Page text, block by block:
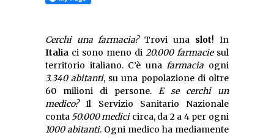
Cerchi una farmacia?Trovi una slot! In
Italia ci sono meno di 20.000 farmaciesul
territorio italiano. C’è una farmacia ogni
3.340 abitanti, su una popolazione di oltre
60 milioni di persone. E se cerchi un
medico?Il Servizio Sanitario Nazionale
conta 50.000 medicicirca, da 2 a 4 per ogni
1000 abitanti. Ogni medico ha mediamente